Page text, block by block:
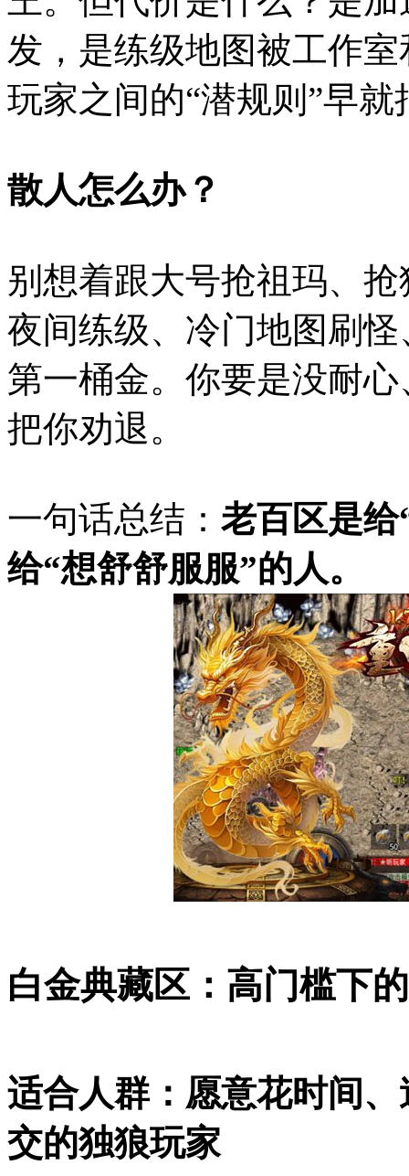
发，是练级地图被工作
玩家之间的“潜规则”早
散人怎么办？
别想着跟大号抢祖玛、
夜间练级、冷门地图刷
第一桶金。你要是没耐
把你劝退。
一句话总结： 老百区是
给“想舒舒服服”的人。
白金典藏区：高门槛下
适合人群：愿意花时间
交的独狼玩家